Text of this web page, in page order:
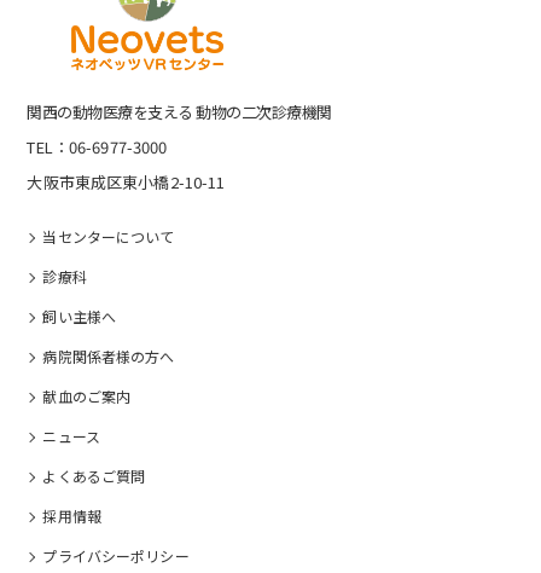
関⻄の動物医療を⽀える 動物の⼆次診療機関
TEL：06-6977-3000
大阪市東成区東小橋2-10-11
当センターについて
診療科
飼い主様へ
病院関係者様の⽅へ
献血のご案内
ニュース
よくあるご質問
採⽤情報
プライバシーポリシー